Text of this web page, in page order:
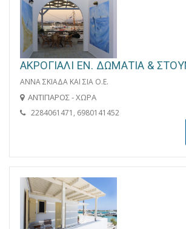
ΑΚΡΟΓΙΑΛΙ ΕΝ. ΔΩΜΑΤΙΑ &
ΑΝΝΑ ΣΚΙΑΔΑ ΚΑΙ ΣΙΑ Ο.Ε.
ΑΝΤΙΠΑΡΟΣ - ΧΩΡΑ
2284061471, 6980141452